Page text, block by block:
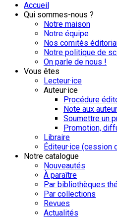
Accueil
Qui sommes-nous ?
Notre maison
Notre équipe
Nos comités
Notre politique de
On parle de nous !
Vous êtes
Lecteur·ice
Auteur·ice
Procédure
Note aux
Soumettre un
Promotion,
Libraire
Éditeur·ice (cession
Notre catalogue
Nouveautés
À paraître
Par bibliothèques
Par collections
Revues
Actualités